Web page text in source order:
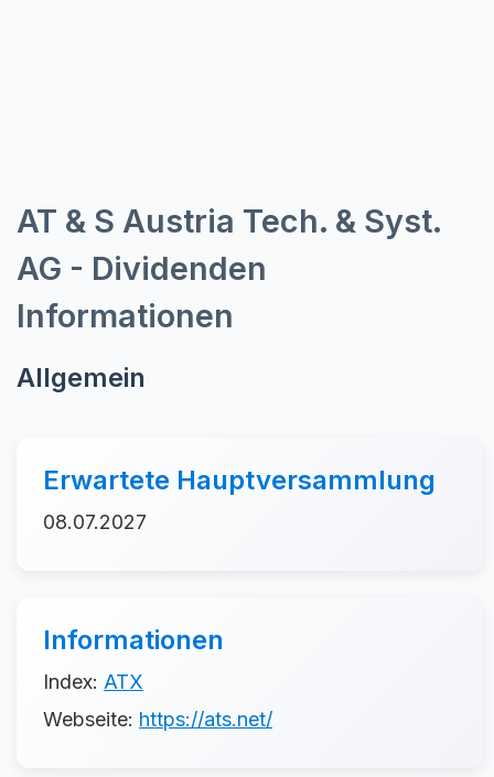
AT & S Austria Tech. & Syst.
AG - Dividenden
Informationen
Allgemein
Erwartete Hauptversammlung
08.07.2027
Informationen
Index: ATX
Webseite: https://ats.net/